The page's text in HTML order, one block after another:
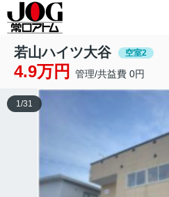
若山ハイツ大谷 空室2
4.9万円 管理/共益費 0円
1/31